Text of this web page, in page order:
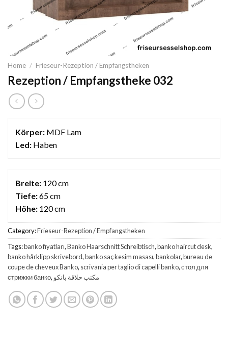
Home / Frieseur-Rezeption / Empfangstheken
Rezeption / Empfangstheke 032
Körper: MDF Lam
Led: Haben
Breite: 120 cm
Tiefe:65 cm
Höhe: 120 cm
Category:Frieseur-Rezeption / Empfangstheken
Tags:banko fiyatları,Banko Haarschnitt Schreibtisch,banko haircut desk,
banko hårklipp skrivebord,banko saç kesim masası,bankolar,bureau de
coupe de cheveux Banko, scrivania per taglio di capelli banko,стол для
стрижки банко, مكتب حلاقة بانكو